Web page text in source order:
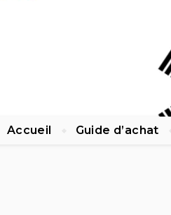
Accueil Guide d’achat